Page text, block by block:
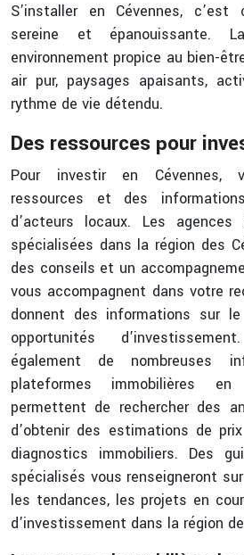
S’installer en Cévennes,
sereine et épanouissante.
environnement propice au bien-
air pur, paysages apaisants,
rythme de vie détendu.
Des ressources pour
Pour investir en Cévennes,
ressources et des
d’acteurs locaux. Les agences
spécialisées dans la région des
des conseils et un
vous accompagnent dans votre
donnent des informations sur
opportunités
également de nombreuses
plateformes immobilières
permettent de rechercher des
d’obtenir des estimations de
diagnostics immobiliers. Des
spécialisés vous renseigneront
les tendances, les projets en
d’investissement dans la région